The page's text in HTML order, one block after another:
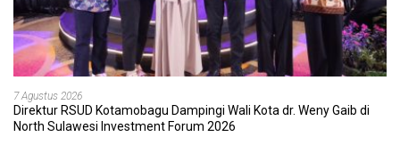
7 Agustus 2026
Direktur RSUD Kotamobagu Dampingi Wali Kota dr. Weny Gaib di
North Sulawesi Investment Forum 2026